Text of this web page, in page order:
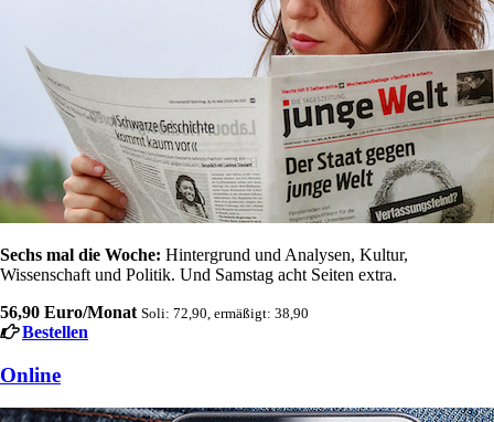
Sechs mal die Woche: Hintergrund und Analysen, Kultur,
Wissenschaft und Politik. Und Samstag acht Seiten extra.
56,90 Euro/Monat Soli: 72,90, ermäßigt: 38,90
Bestellen
Online